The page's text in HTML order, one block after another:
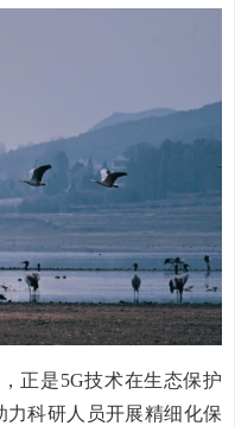
正是5G技术在生态保护
科研人员开展精细化保